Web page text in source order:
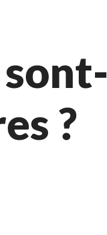
?